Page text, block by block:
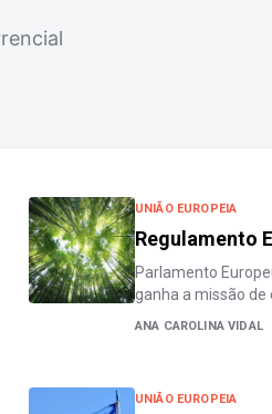
UNIÃO EUROPEIA
Regulamento
Parlamento
ganha a missão
ANA CAROLINA VIDAL
UNIÃO EUROPEIA